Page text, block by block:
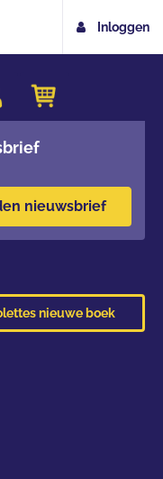
Inloggen
nieuwsbrief
nieuwe boek